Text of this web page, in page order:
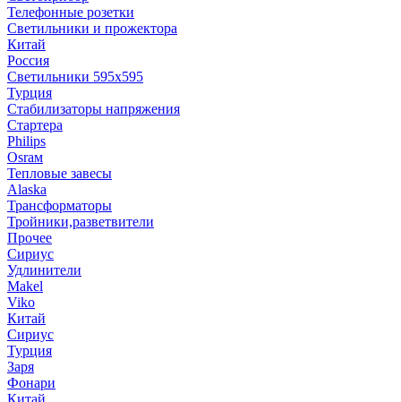
Телефонные розетки
Светильники и прожектора
Китай
Россия
Светильники 595х595
Турция
Стабилизаторы напряжения
Стартера
Philips
Оsrам
Тепловые завесы
Alaska
Трансформаторы
Тройники,разветвители
Прочее
Сириус
Удлинители
Makel
Viko
Китай
Сириус
Турция
Заря
Фонари
Китай